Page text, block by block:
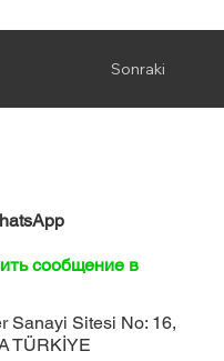
Sonraki
сообщение в
Sanayi Sitesi No: 16,
TÜRKİYE